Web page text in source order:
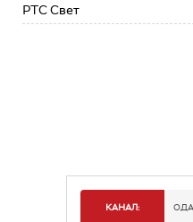
РТС Свет
КАНАЛ: